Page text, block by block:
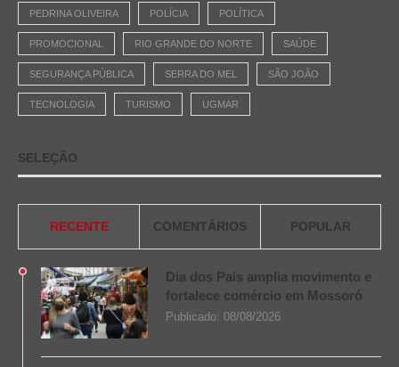
PEDRINA OLIVEIRA POLÍCIA POLÍTICA
PROMOCIONAL RIO GRANDE DO NORTE SAÚDE
SEGURANÇA PÚBLICA SERRA DO MEL SÃO JOÃO
TECNOLOGIA TURISMO UGMAR
SELEÇÃO
RECENTE COMENTÁRIOS POPULAR
Dia dos Pais amplia movimento e
fortalece comércio em Mossoró
Publicado: 08/08/2026